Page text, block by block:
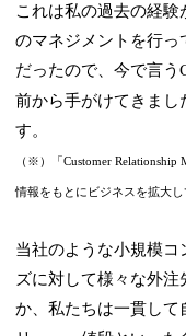
これは私の過去の経
のマネジメントを行っ
だったので、今で言う
前から手がけてきまし
す。
（※）「Customer
情報をもとにビジネスを拡大し
当社のような小規模
ズに対して様々な外
か、私たちは一貫して